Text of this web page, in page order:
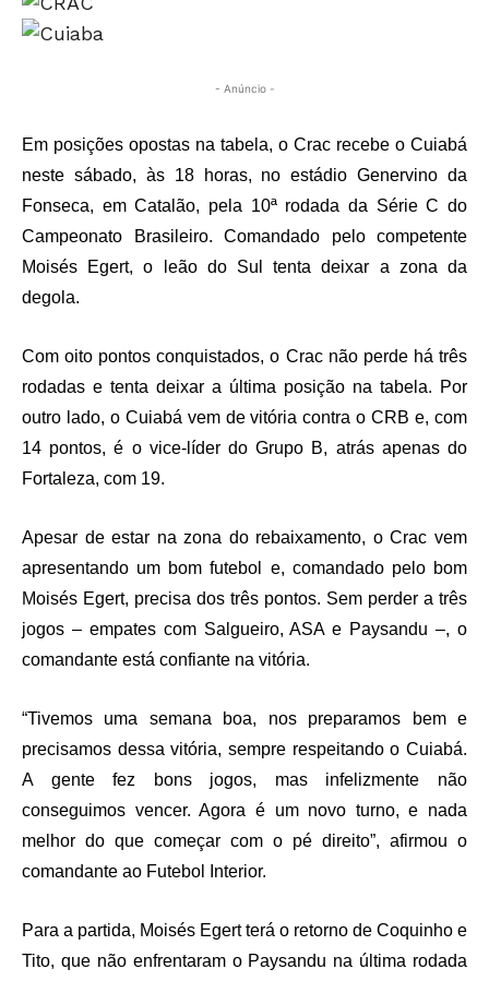
- Anúncio -
Em posições opostas na tabela, o Crac recebe o Cuiabá
neste sábado, às 18 horas, no estádio Genervino da
Fonseca, em Catalão, pela 10ª rodada da Série C do
Campeonato Brasileiro. Comandado pelo competente
Moisés Egert, o leão do Sul tenta deixar a zona da
degola.
Com oito pontos conquistados, o Crac não perde há três
rodadas e tenta deixar a última posição na tabela. Por
outro lado, o Cuiabá vem de vitória contra o CRB e, com
14 pontos, é o vice-líder do Grupo B, atrás apenas do
Fortaleza, com 19.
Apesar de estar na zona do rebaixamento, o Crac vem
apresentando um bom futebol e, comandado pelo bom
Moisés Egert, precisa dos três pontos. Sem perder a três
jogos – empates com Salgueiro, ASA e Paysandu –, o
comandante está confiante na vitória.
“Tivemos uma semana boa, nos preparamos bem e
precisamos dessa vitória, sempre respeitando o Cuiabá.
A gente fez bons jogos, mas infelizmente não
conseguimos vencer. Agora é um novo turno, e nada
melhor do que começar com o pé direito”, afirmou o
comandante ao Futebol Interior.
Para a partida, Moisés Egert terá o retorno de Coquinho e
Tito, que não enfrentaram o Paysandu na última rodada